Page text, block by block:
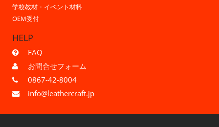
学校教材・イベント材料
OEM受付
HELP
FAQ
お問合せフォーム
0867-42-8004
info@leathercraft.jp